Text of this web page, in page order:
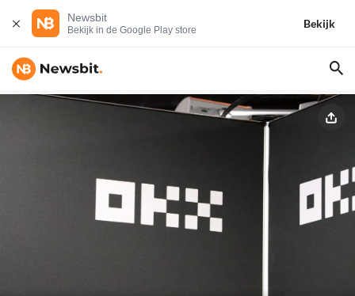
Newsbit
Bekijk in de Google Play store
Bekijk